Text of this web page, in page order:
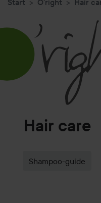
Start O'right Hair
Hair care
Shampoo-guide